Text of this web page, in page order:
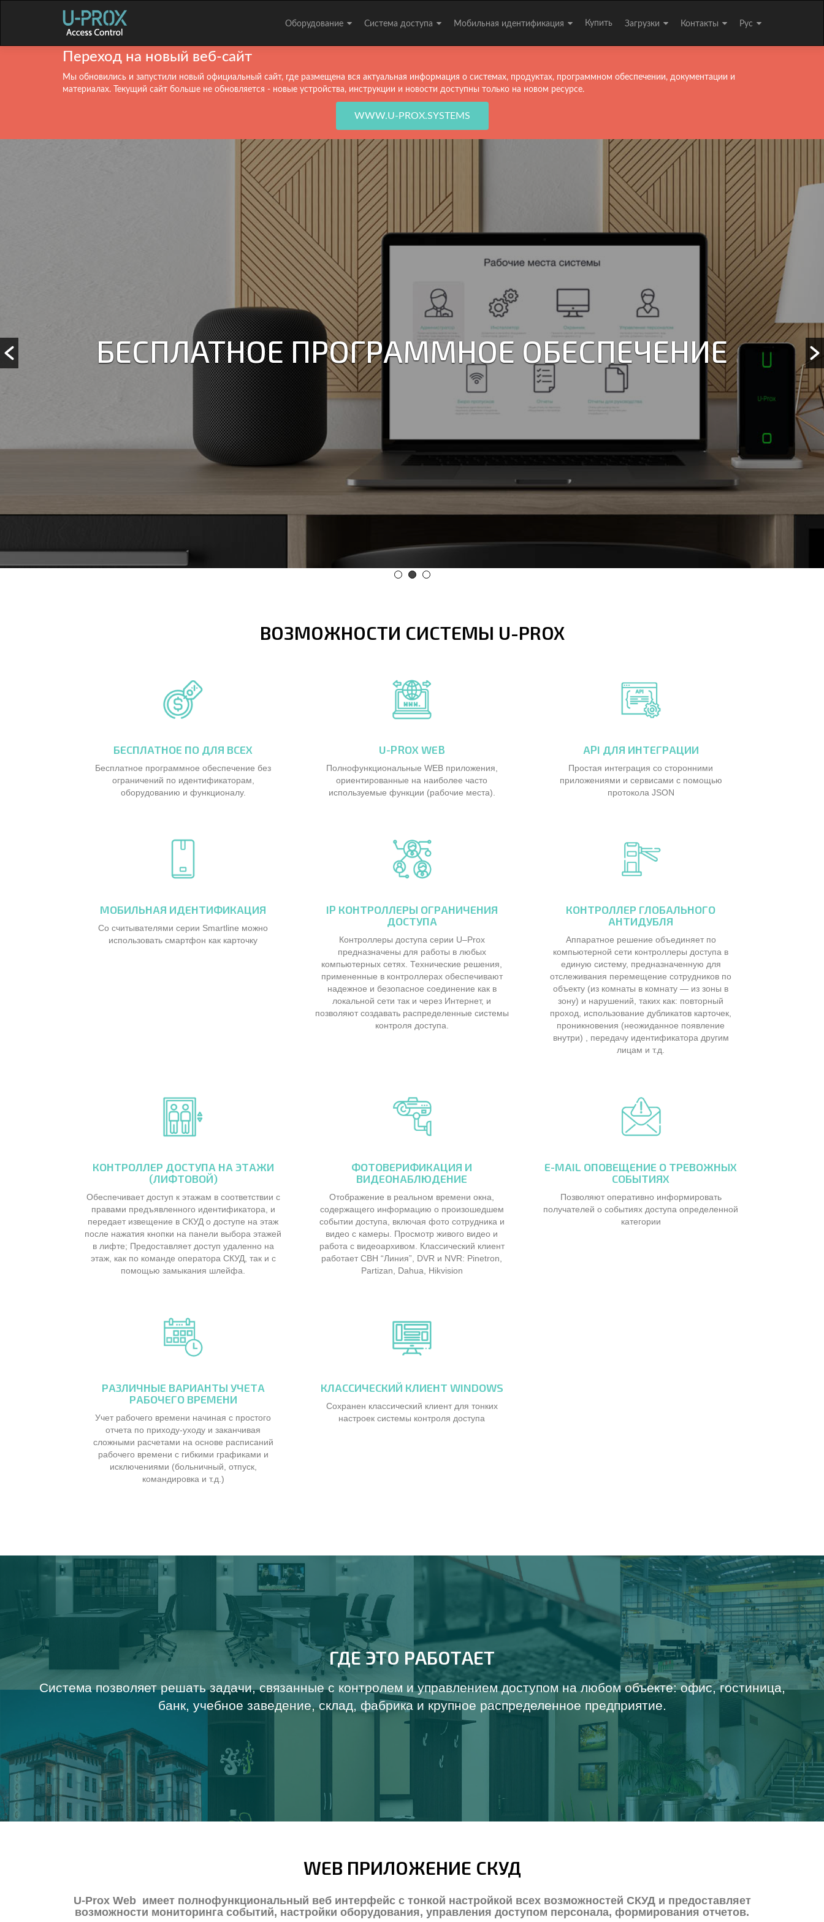
Оборудование Система доступа Мобильная идентификация Купить Загрузки Контакты Рус
Переход на новый веб-сайт
Мы обновились и запустили новый официальный сайт, где размещена вся актуальная информация о системах, продуктах, программном обеспечении, документации и
материалах. Текущий сайт больше не обновляется - новые устройства, инструкции и новости доступны только на новом ресурсе.
WWW.U-PROX.SYSTEMS
КОНТРОЛЬ ДОСТУПА В ПОМЕЩЕНИЯ, НА
ЭТАЖИ И МНОГОЕ ДРУГОЕ
ВОЗМОЖНОСТИ СИСТЕМЫ U-PROX
БЕСПЛАТНОЕ ПО ДЛЯ ВСЕХ
Бесплатное программное обеспечение без
ограничений по идентификаторам,
оборудованию и функционалу.
U-PROX WEB
Полнофункциональные WEB приложения,
ориентированные на наиболее часто
используемые функции (рабочие места).
API ДЛЯ ИНТЕГРАЦИИ
Простая интеграция со сторонними
приложениями и сервисами с помощью
протокола JSON
МОБИЛЬНАЯ ИДЕНТИФИКАЦИЯ
Со считывателями серии Smartline можно
использовать смартфон как карточку
IP КОНТРОЛЛЕРЫ ОГРАНИЧЕНИЯ
ДОСТУПА
Контроллеры доступа серии U–Prox
предназначены для работы в любых
компьютерных сетях. Технические решения,
примененные в контроллерах обеспечивают
надежное и безопасное соединение как в
локальной сети так и через Интернет, и
позволяют создавать распределенные системы
контроля доступа.
КОНТРОЛЛЕР ГЛОБАЛЬНОГО
АНТИДУБЛЯ
Аппаратное решение объединяет по
компьютерной сети контроллеры доступа в
единую систему, предназначенную для
отслеживания перемещение сотрудников по
объекту (из комнаты в комнату — из зоны в
зону) и нарушений, таких как: повторный
проход, использование дубликатов карточек,
проникновения (неожиданное появление
внутри) , передачу идентификатора другим
лицам и т.д.
КОНТРОЛЛЕР ДОСТУПА НА ЭТАЖИ
(ЛИФТОВОЙ)
Обеспечивает доступ к этажам в соответствии с
правами предъявленного идентификатора, и
передает извещение в СКУД о доступе на этаж
после нажатия кнопки на панели выбора этажей
в лифте; Предоставляет доступ удаленно на
этаж, как по команде оператора СКУД, так и с
помощью замыкания шлейфа.
ФОТОВЕРИФИКАЦИЯ И
ВИДЕОНАБЛЮДЕНИЕ
Отображение в реальном времени окна,
содержащего информацию о произошедшем
событии доступа, включая фото сотрудника и
видео с камеры. Просмотр живого видео и
работа с видеоархивом. Классический клиент
работает СВН “Линия”, DVR и NVR: Pinetron,
Partizan, Dahua, Hikvision
E-MAIL ОПОВЕЩЕНИЕ О ТРЕВОЖНЫХ
СОБЫТИЯХ
Позволяют оперативно информировать
получателей о событиях доступа определенной
категории
РАЗЛИЧНЫЕ ВАРИАНТЫ УЧЕТА
РАБОЧЕГО ВРЕМЕНИ
Учет рабочего времени начиная с простого
отчета по приходу-уходу и заканчивая
сложными расчетами на основе расписаний
рабочего времени с гибкими графиками и
исключениями (больничный, отпуск,
командировка и т.д.)
КЛАССИЧЕСКИЙ КЛИЕНТ WINDOWS
Сохранен классический клиент для тонких
настроек системы контроля доступа
ГДЕ ЭТО РАБОТАЕТ
Система позволяет решать задачи, связанные с контролем и управлением доступом на любом объекте: офис, гостиница,
банк, учебное заведение, склад, фабрика и крупное распределенное предприятие.
WEB ПРИЛОЖЕНИЕ СКУД
U-Prox Web имеет полнофункциональный веб интерфейс с тонкой настройкой всех возможностей СКУД и предоставляет
возможности мониторинга событий, настройки оборудования, управления доступом персонала, формирования отчетов.